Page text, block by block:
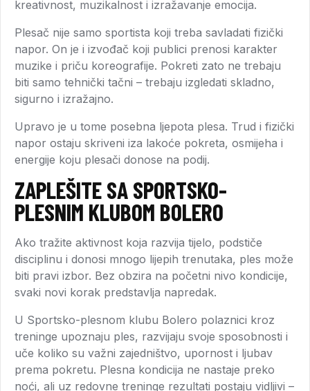
kreativnost, muzikalnost i izražavanje emocija.
Plesač nije samo sportista koji treba savladati fizički
napor. On je i izvođač koji publici prenosi karakter
muzike i priču koreografije. Pokreti zato ne trebaju
biti samo tehnički tačni – trebaju izgledati skladno,
sigurno i izražajno.
Upravo je u tome posebna ljepota plesa. Trud i fizički
napor ostaju skriveni iza lakoće pokreta, osmijeha i
energije koju plesači donose na podij.
ZAPLEŠITE SA SPORTSKO-
PLESNIM KLUBOM BOLERO
Ako tražite aktivnost koja razvija tijelo, podstiče
disciplinu i donosi mnogo lijepih trenutaka, ples može
biti pravi izbor. Bez obzira na početni nivo kondicije,
svaki novi korak predstavlja napredak.
U Sportsko-plesnom klubu Bolero polaznici kroz
treninge upoznaju ples, razvijaju svoje sposobnosti i
uče koliko su važni zajedništvo, upornost i ljubav
prema pokretu. Plesna kondicija ne nastaje preko
noći, ali uz redovne treninge rezultati postaju vidljivi –